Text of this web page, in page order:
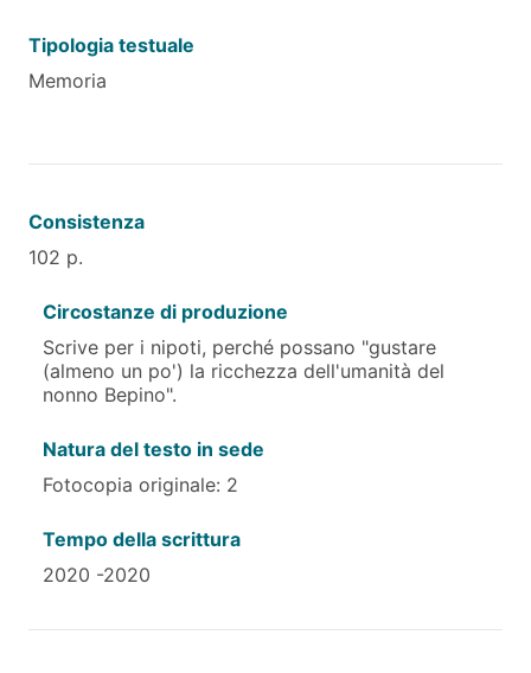
Tipologia testuale
Memoria
Consistenza
102 p.
Circostanze di produzione
Scrive per i nipoti, perché possano "gustare
(almeno un po') la ricchezza dell'umanità del
nonno Bepino".
Natura del testo in sede
Fotocopia originale: 2
Tempo della scrittura
2020 -2020